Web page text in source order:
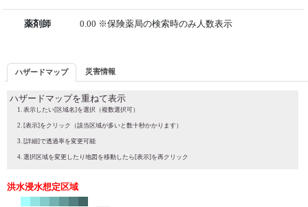
薬剤師 0.00 ※保険薬局の検索時のみ人数表示
ハザードマップ 災害情報
ハザードマップを重ねて表示
表示したい[区域名]を選択（複数選択可）
[表示]をクリック（該当区域が多いと数十秒かかります）
[詳細]で透過率を変更可能
選択区域を変更したり地図を移動したら[表示]を再クリック
洪水浸水想定区域